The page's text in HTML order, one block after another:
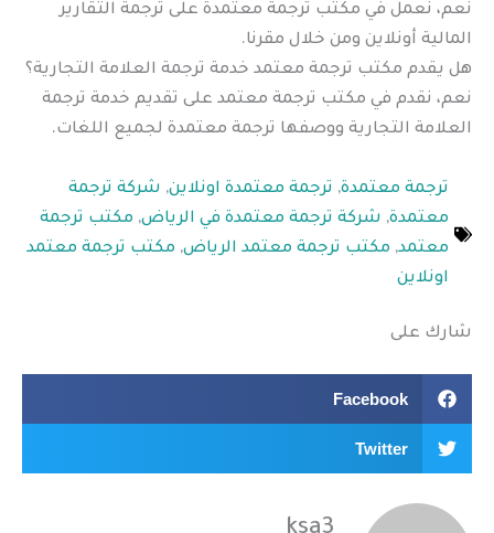
نعم، نعمل في مكتب ترجمة معتمدة على ترجمة التقارير
المالية أونلاين ومن خلال مقرنا.
هل يقدم مكتب ترجمة معتمد خدمة ترجمة العلامة التجارية؟
نعم، نقدم في مكتب ترجمة معتمد على تقديم خدمة ترجمة
العلامة التجارية ووصفها ترجمة معتمدة لجميع اللغات.
ترجمة معتمدة, ترجمة معتمدة اونلاين, شركة ترجمة
معتمدة, شركة ترجمة معتمدة في الرياض, مكتب ترجمة
معتمد, مكتب ترجمة معتمد الرياض, مكتب ترجمة معتمد
اونلاين
شارك على
Facebook
Twitter